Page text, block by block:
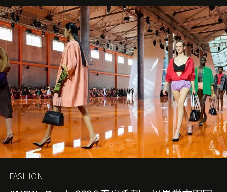
愛它的雋永與優雅。那麼這個手袋是怎麼誕生的呢？又為
甚麼取名叫 2.55 ？今天就由《L'Officiel HK》帶你穿越流金
歲月，回顧 2.55 的誕生故事。
FASHION